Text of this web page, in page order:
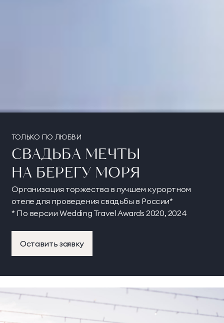
ТОЛЬКО ПО ЛЮБВИ
СВАДЬБА МЕЧТЫ
НА БЕРЕГУ МОРЯ
Организация торжества в лучшем курортном
отеле для проведения свадьбы в России*
* По версии Wedding Travel Awards 2020, 2024
Оставить заявку